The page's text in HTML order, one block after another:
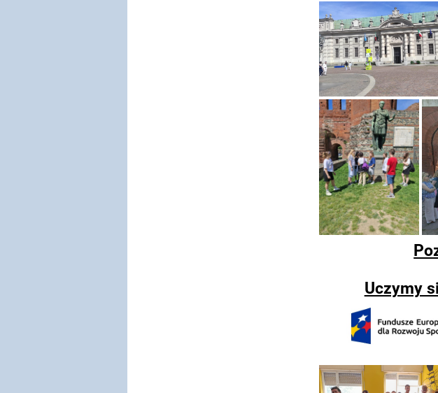
Uczymy